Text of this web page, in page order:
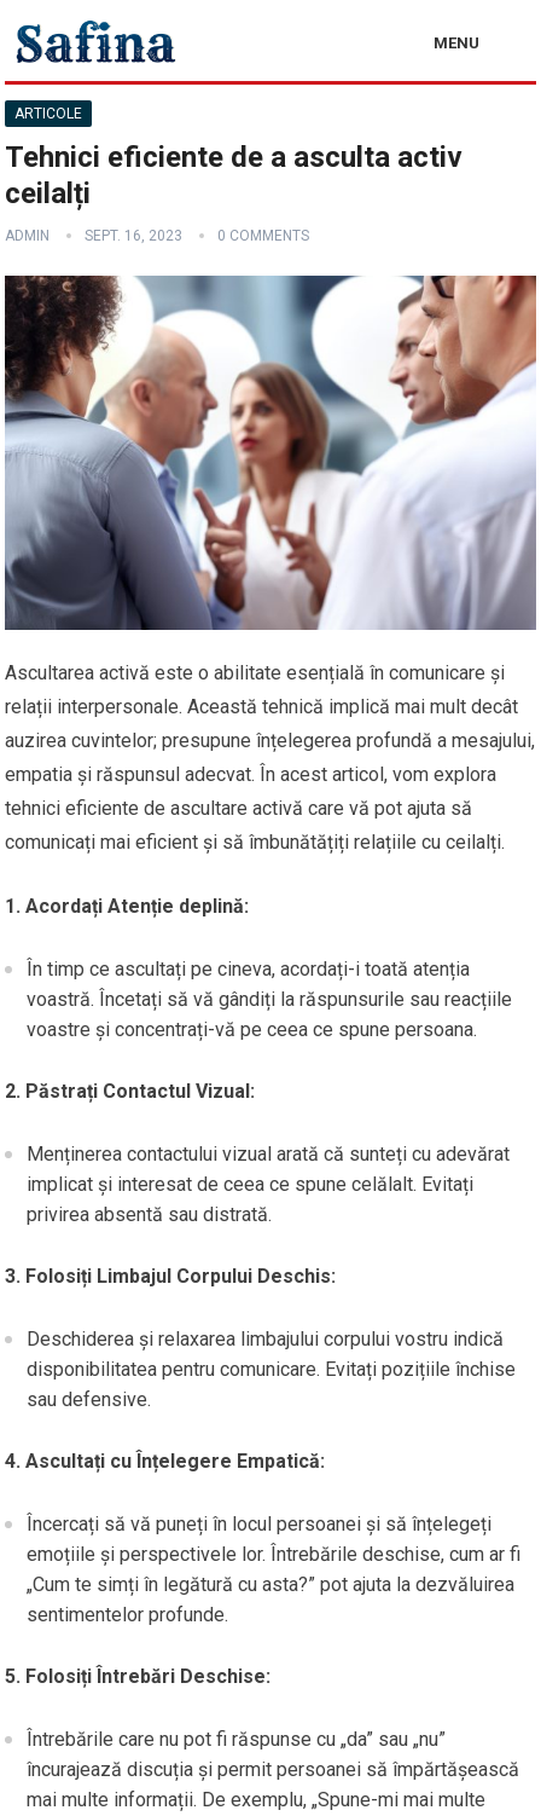
MENU
ARTICOLE
Tehnici eficiente de a asculta activ
ceilalți
ADMIN SEPT. 16, 2023 0 COMMENTS
Ascultarea activă este o abilitate esențială în comunicare și
relații interpersonale. Această tehnică implică mai mult decât
auzirea cuvintelor; presupune înțelegerea profundă a mesajului,
empatia și răspunsul adecvat. În acest articol, vom explora
tehnici eficiente de ascultare activă care vă pot ajuta să
comunicați mai eficient și să îmbunătățiți relațiile cu ceilalți.
1. Acordați Atenție deplină:
În timp ce ascultați pe cineva, acordați-i toată atenția
voastră. Încetați să vă gândiți la răspunsurile sau reacțiile
voastre și concentrați-vă pe ceea ce spune persoana.
2. Păstrați Contactul Vizual:
Menținerea contactului vizual arată că sunteți cu adevărat
implicat și interesat de ceea ce spune celălalt. Evitați
privirea absentă sau distrată.
3. Folosiți Limbajul Corpului Deschis:
Deschiderea și relaxarea limbajului corpului vostru indică
disponibilitatea pentru comunicare. Evitați pozițiile închise
sau defensive.
4. Ascultați cu Înțelegere Empatică:
Încercați să vă puneți în locul persoanei și să înțelegeți
emoțiile și perspectivele lor. Întrebările deschise, cum ar fi
„Cum te simți în legătură cu asta?” pot ajuta la dezvăluirea
sentimentelor profunde.
5. Folosiți Întrebări Deschise:
Întrebările care nu pot fi răspunse cu „da” sau „nu”
încurajează discuția și permit persoanei să împărtășească
mai multe informații. De exemplu, „Spune-mi mai multe